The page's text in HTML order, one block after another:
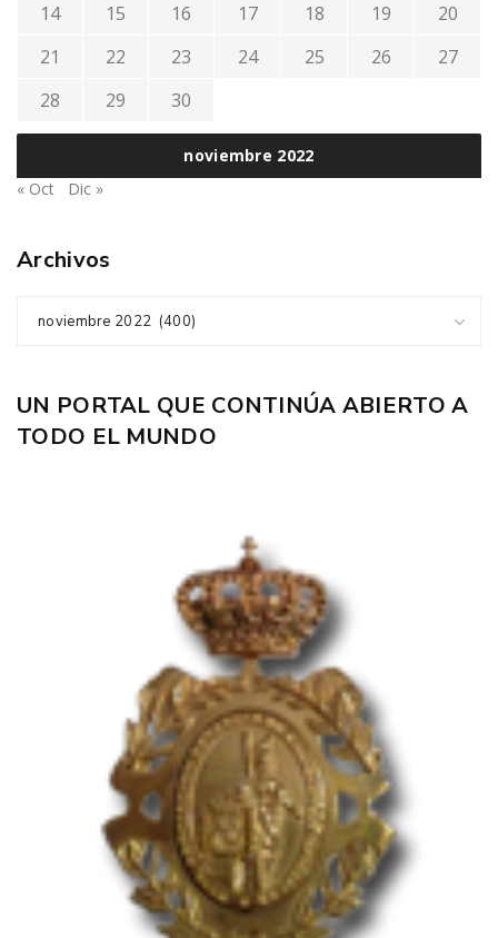
noviembre 2022
14
15 16 17 18 19
20
21
22 23 24 25 26
27
28
29 30
« Oct Dic »
Archivos
noviembre 2022 (400)
UN PORTAL QUE CONTINÚA ABIERTO A
TODO EL MUNDO